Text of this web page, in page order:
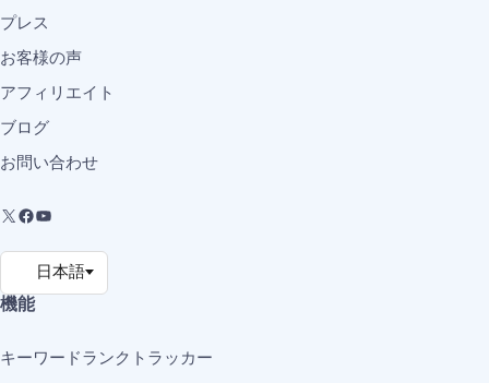
プレス
お客様の声
アフィリエイト
ブログ
お問い合わせ
機能
キーワードランクトラッカー